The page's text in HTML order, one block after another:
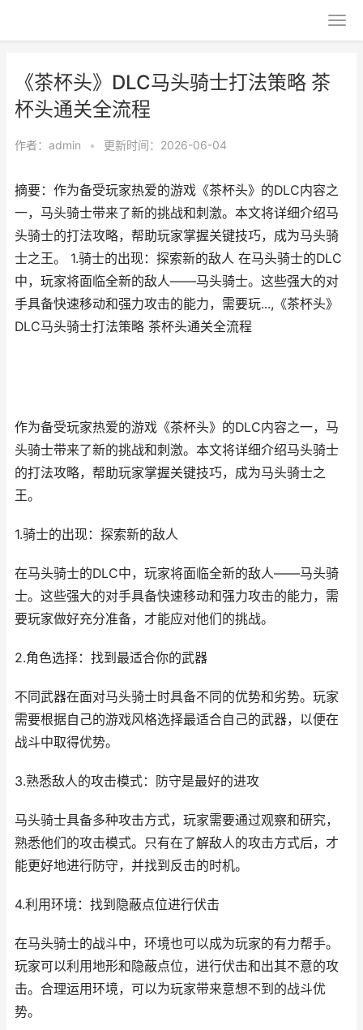
《茶杯头》DLC马头骑士打法策略 茶
杯头通关全流程
作者： admin • 更新时间：2026-06-04
摘要：作为备受玩家热爱的游戏《茶杯头》的DLC内容之
一，马头骑士带来了新的挑战和刺激。本文将详细介绍马
头骑士的打法攻略，帮助玩家掌握关键技巧，成为马头骑
士之王。 1.骑士的出现：探索新的敌人 在马头骑士的DLC
中，玩家将面临全新的敌人——马头骑士。这些强大的对
手具备快速移动和强力攻击的能力，需要玩...,《茶杯头》
DLC马头骑士打法策略 茶杯头通关全流程
作为备受玩家热爱的游戏《茶杯头》的DLC内容之一，马
头骑士带来了新的挑战和刺激。本文将详细介绍马头骑士
的打法攻略，帮助玩家掌握关键技巧，成为马头骑士之
王。
1.骑士的出现：探索新的敌人
在马头骑士的DLC中，玩家将面临全新的敌人——马头骑
士。这些强大的对手具备快速移动和强力攻击的能力，需
要玩家做好充分准备，才能应对他们的挑战。
2.角色选择：找到最适合你的武器
不同武器在面对马头骑士时具备不同的优势和劣势。玩家
需要根据自己的游戏风格选择最适合自己的武器，以便在
战斗中取得优势。
3.熟悉敌人的攻击模式：防守是最好的进攻
马头骑士具备多种攻击方式，玩家需要通过观察和研究，
熟悉他们的攻击模式。只有在了解敌人的攻击方式后，才
能更好地进行防守，并找到反击的时机。
4.利用环境：找到隐蔽点位进行伏击
在马头骑士的战斗中，环境也可以成为玩家的有力帮手。
玩家可以利用地形和隐蔽点位，进行伏击和出其不意的攻
击。合理运用环境，可以为玩家带来意想不到的战斗优
势。